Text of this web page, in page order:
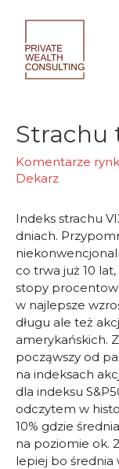
content
Strachu
Komentarze
Dekarz
Indeks strachu
dniach.
co trwa już 10
stopy
w najlepsze
długu ale też
amerykańskich.
począwszy od
na indeksach
dla indeksu
odczytem w
10% gdzie
na poziomie ok.
lepiej bo średnia